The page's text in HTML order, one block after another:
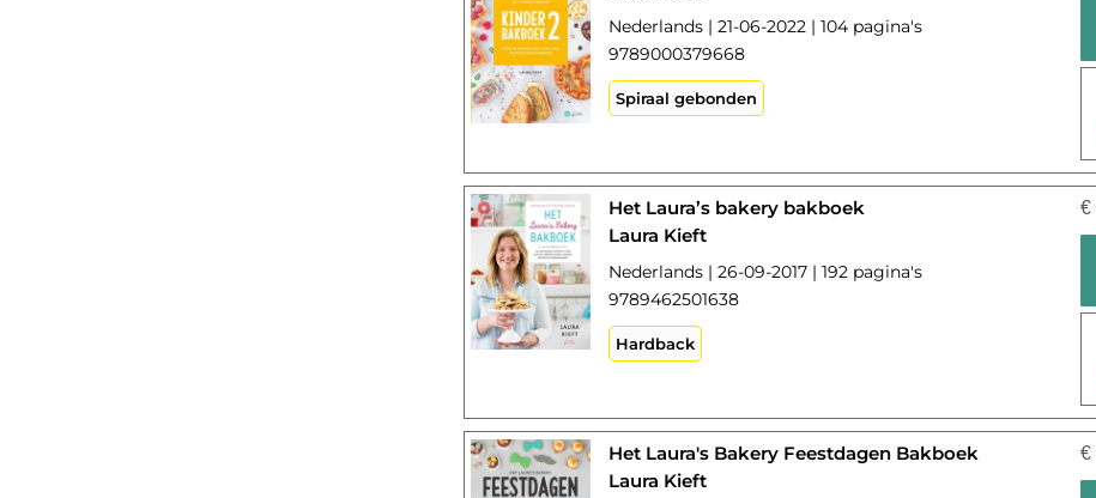
Nederlands | 21-06-2022 | 104 pagina's
9789000379668
Spiraal gebonden
Het Laura’s bakery bakboek
Laura Kieft
Nederlands | 26-09-2017 | 192 pagina's
9789462501638
Hardback
€
Het Laura's Bakery Feestdagen Bakboek
Laura Kieft
€